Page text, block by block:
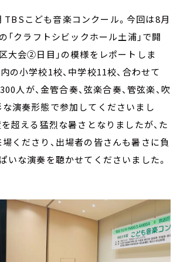
TBSこども音楽コンクール。今回は8月
「クラフトシビックホール土浦」で開
大会②日目」の模様をレポートしま
の小学校1校、中学校11校、合わせて
人が、金管合奏、弦楽合奏、管弦楽、吹
演奏形態で参加してくださいまし
超える猛烈な暑さとなりましたが、た
くださり、出場者の皆さんも暑さに負
いな演奏を聴かせてくださいました。